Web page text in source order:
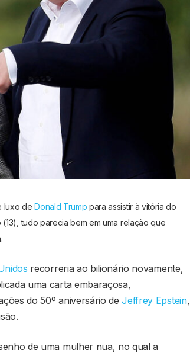
luxo deDonald Trump para assistir à vitória do
tudo parecia bem em uma relação que
recorreria ao bilionário novamente,
uma carta embaraçosa,
do 50º aniversário deJeffrey Epstein,
de uma mulher nua, no qual a